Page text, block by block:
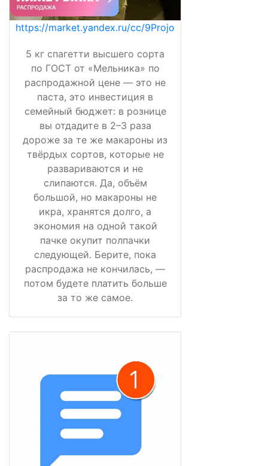
https://market.yandex.ru/cc/9Projo
5 кг спагетти высшего сорта
по ГОСТ от «Мельника» по
распродажной цене — это не
паста, это инвестиция в
семейный бюджет: в рознице
вы отдадите в 2–3 раза
дороже за те же макароны из
твёрдых сортов, которые не
развариваются и не
слипаются. Да, объём
большой, но макароны не
икра, хранятся долго, а
экономия на одной такой
пачке окупит полпачки
следующей. Берите, пока
распродажа не кончилась, —
потом будете платить больше
за то же самое.